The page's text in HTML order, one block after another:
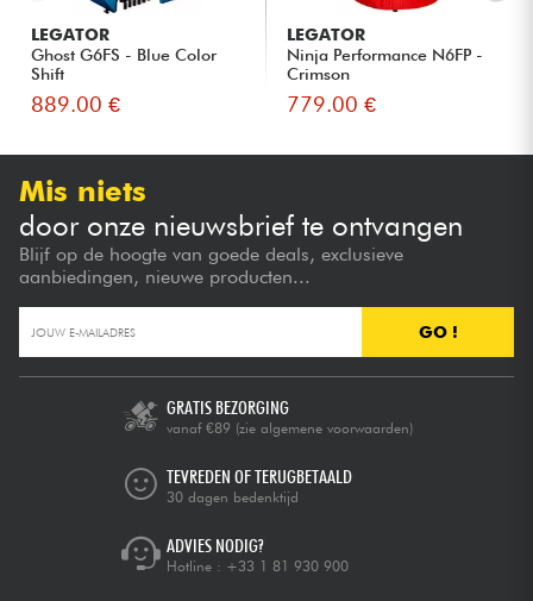
LEGATOR
Ghost G6FS - Blue Color
Shift
889.00 €
LEGATOR
Ninja Performance N6FP -
Crimson
779.00 €
Mis niets
door onze nieuwsbrief te ontvangen
Blijf op de hoogte van goede deals, exclusieve
aanbiedingen, nieuwe producten...
GO !
GRATIS BEZORGING
vanaf €89 (zie algemene voorwaarden)
TEVREDEN OF TERUGBETAALD
30 dagen bedenktijd
ADVIES NODIG?
Hotline : +33 1 81 930 900